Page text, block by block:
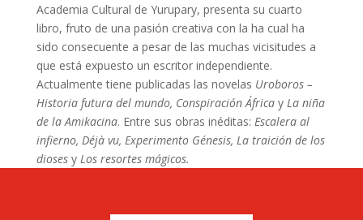
Academia Cultural de Yurupary, presenta su cuarto
libro, fruto de una pasión creativa con la ha cual ha
sido consecuente a pesar de las muchas vicisitudes a
que está expuesto un escritor independiente.
Actualmente tiene publicadas las novelas Uroboros –
Historia futura del mundo, Conspiración Áfricay La niña
de la Amikacina. Entre sus obras inéditas: Escalera al
infierno, Déjà vu, Experimento Génesis, La traición de los
diosesy Los resortes mágicos.